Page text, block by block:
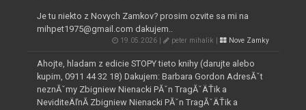
Je tu niekto z Novych Zamkov? prosim ozvite sa mi na
mihpet1975@gmail.com dakujem..
19.05.2026 | peter mihalik | Nove Zamky
Ahojte, hladam z edicie STOPY tieto knihy (darujte alebo
kupim, 0911 44 32 18) Dakujem: Barbara Gordon AdresĂˇt
neznĂˇmy Zbigniew Nienacki PĂˇn TragĂˇÄŤik a
NeviditeÄľnĂ­ Zbigniew Nienacki PĂˇn TragĂˇÄŤik a